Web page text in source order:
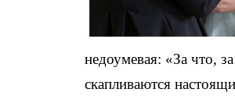
недоумевая: «За что,
скапливаются